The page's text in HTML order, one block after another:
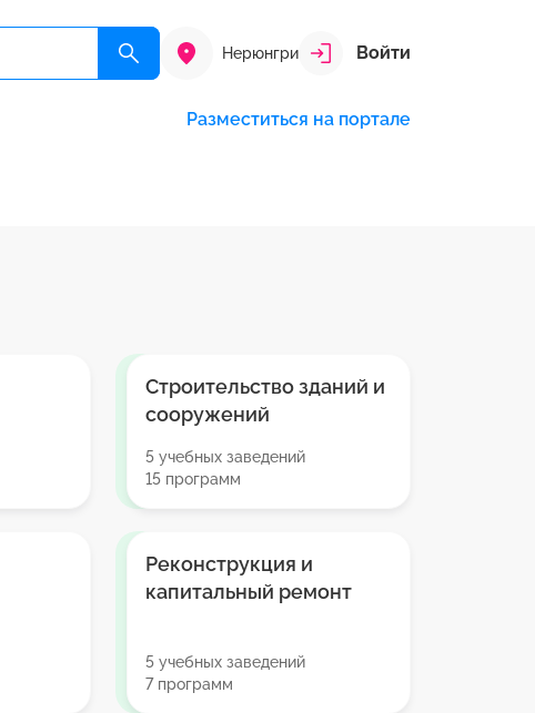
Нерюнгри Войти
Разместиться на портале
Строительство зданий и
сооружений
5 учебных заведений
15 программ
Реконструкция и
капитальный ремонт
5 учебных заведений
7 программ